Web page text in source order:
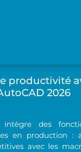
productivité
2026
des
en production :
avec les